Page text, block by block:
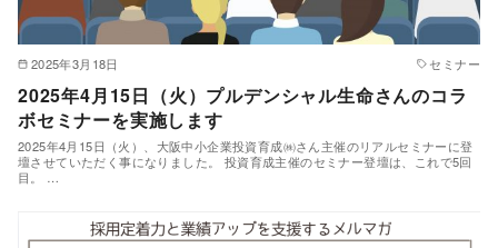
2025年3月18日 セミナー
2025年4月15日（火）プルデンシャル生命さんのコラ
ボセミナーを実施します
2025年4月15日（火）、大阪中小企業投資育成㈱さん主催のリアルセミナーに登
壇させていただく事になりました。 投資育成主催のセミナー登壇は、これで5回
目。 …